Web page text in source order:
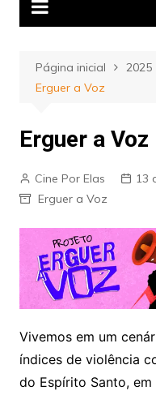
Página inicial 2025
Erguer a Voz
Erguer a Voz
Cine Por Elas 13
Erguer a Voz
Vivemos em um
índices de violência
do Espírito Santo,